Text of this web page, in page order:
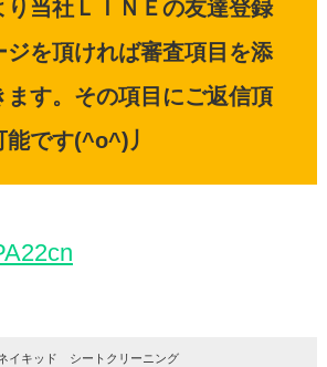
り当社ＬＩＮＥの友達登録
ジを頂ければ審査項目を添
ます。その項目にご返信頂
です(^o^)丿
イキッド シートクリーニング